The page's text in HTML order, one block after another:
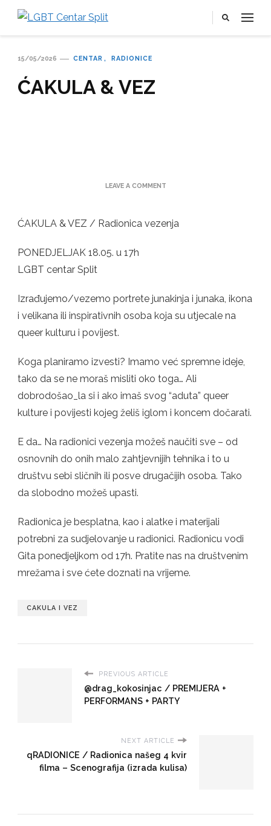
15/05/2026 CENTAR RADIONICE
ĆAKULA & VEZ
LEAVE A COMMENTON
ĆAKULA & VEZ / Radionica vezenja
PONEDJELJAK 18.05. u 17h
LGBT centar Split
Izrađujemo/vezemo portrete junakinja i junaka, ikona
i velikana ili inspirativnih osoba koja su utjecale na
queer kulturu i povijest.
Koga planiramo izvesti? Imamo već spremne ideje,
tako da se ne moraš misliti oko toga… Ali
dobrodošao_la si i ako imaš svog “aduta” queer
kulture i povijesti kojeg želiš iglom i koncem dočarati.
E da… Na radionici vezenja možeš naučiti sve – od
osnovnih do onih malo zahtjevnijih tehnika i to u
društvu sebi sličnih ili posve drugačijih osoba. Tako
da slobodno možeš upasti.
Radionica je besplatna, kao i alatke i materijali
potrebni za sudjelovanje u radionici. Radionicu vodi
Gita ponedjeljkom od 17h. Pratite nas na društvenim
mrežama i sve ćete doznati na vrijeme.
CAKULA I VEZ
PREVIOUS ARTICLE
@drag_kokosinjac / PREMIJERA +
PERFORMANS + PARTY
NEXT ARTICLE
qRADIONICE / Radionica našeg 4 kvir
filma – Scenografija (izrada kulisa)